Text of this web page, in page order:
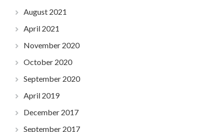
August 2021
April 2021
November 2020
October 2020
September 2020
April 2019
December 2017
September 2017